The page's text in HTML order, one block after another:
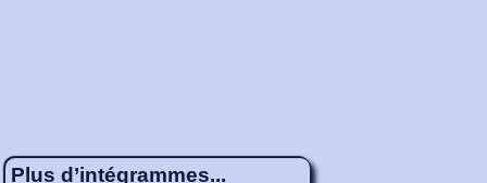
Plus d’intégrammes...